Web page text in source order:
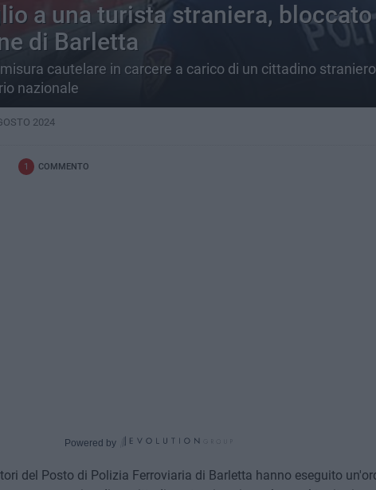
a una turista straniera, bloccato
di Barletta
cautelare in carcere a carico di un cittadino
nazionale
2024
1 COMMENTO
Powered by
del Posto di Polizia Ferroviaria di Barletta hanno eseguito